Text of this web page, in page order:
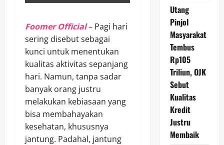
Foomer Official– Pagi hari
sering disebut sebagai
kunci untuk menentukan
kualitas aktivitas sepanjang
hari. Namun, tanpa sadar
banyak orang justru
melakukan kebiasaan yang
bisa membahayakan
kesehatan, khususnya
jantung. Padahal, jantung
Utang
Pinjol
Masyarakat
Tembus
Rp105
Triliun, OJK
Sebut
Kualitas
Kredit
Justru
Membaik